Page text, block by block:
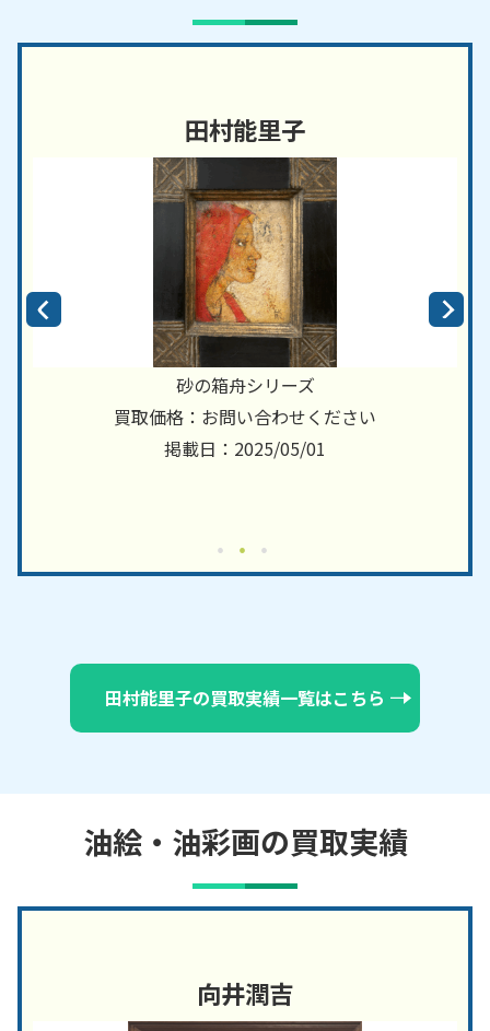
田村能里子
砂の箱舟シリーズ
買取価格：お問い合わせください
掲載日：2025/05/01
田村能里子の買取実績一覧はこちら
油絵・油彩画の買取実績
向井潤吉